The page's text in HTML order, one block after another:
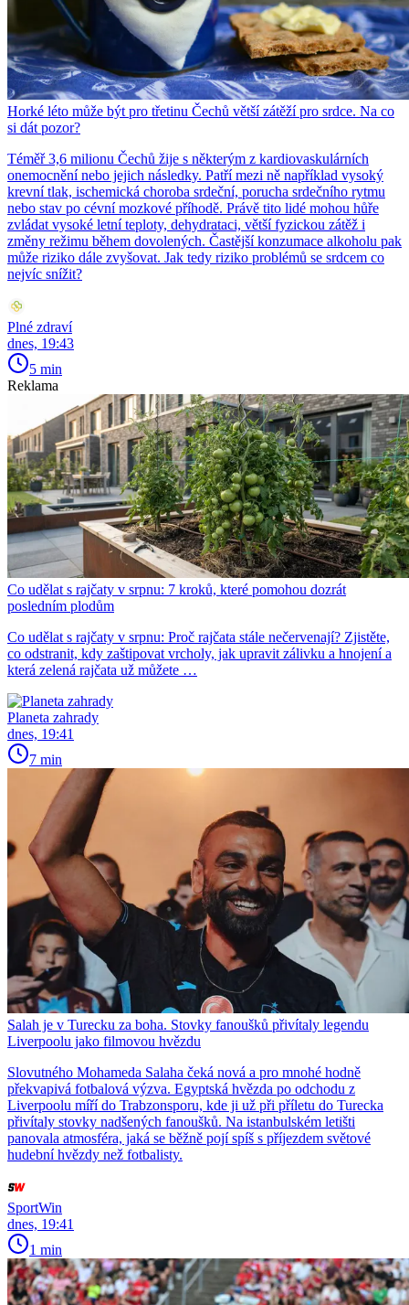
Horké léto může být pro třetinu Čechů větší zátěží pro srdce. Na co
si dát pozor?
Téměř 3,6 milionu Čechů žije s některým z kardiovaskulárních
onemocnění nebo jejich následky. Patří mezi ně například vysoký
krevní tlak, ischemická choroba srdeční, porucha srdečního rytmu
nebo stav po cévní mozkové příhodě. Právě tito lidé mohou hůře
zvládat vysoké letní teploty, dehydrataci, větší fyzickou zátěž i
změny režimu během dovolených. Častější konzumace alkoholu pak
může riziko dále zvyšovat. Jak tedy riziko problémů se srdcem co
nejvíc snížit?
Plné zdraví
dnes, 19:43
5 min
Reklama
Co udělat s rajčaty v srpnu: 7 kroků, které pomohou dozrát
posledním plodům
Co udělat s rajčaty v srpnu: Proč rajčata stále nečervenají? Zjistěte,
co odstranit, kdy zaštipovat vrcholy, jak upravit zálivku a hnojení a
která zelená rajčata už můžete …
Planeta zahrady
dnes, 19:41
7 min
Salah je v Turecku za boha. Stovky fanoušků přivítaly legendu
Liverpoolu jako filmovou hvězdu
Slovutného Mohameda Salaha čeká nová a pro mnohé hodně
překvapivá fotbalová výzva. Egyptská hvězda po odchodu z
Liverpoolu míří do Trabzonsporu, kde ji už při příletu do Turecka
přivítaly stovky nadšených fanoušků. Na istanbulském letišti
panovala atmosféra, jaká se běžně pojí spíš s příjezdem světové
hudební hvězdy než fotbalisty.
SportWin
dnes, 19:41
1 min